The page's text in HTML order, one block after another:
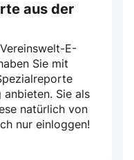
aus der
E-
Sie mit
Sie als
natürlich von
nur einloggen!